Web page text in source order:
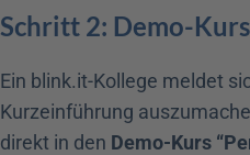
Schritt 2: Demo-Kurs
Ein blink.it-Kollege meldet
Kurzeinführung
direkt in den Demo-Kurs